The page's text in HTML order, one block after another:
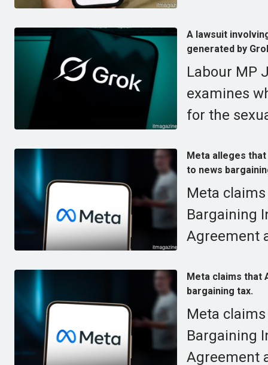
A lawsuit
generated by
Labour MP
examines
for the
Meta alleges
to news
Meta
Bargaining
Agreement
Meta claims that
bargaining tax.
Meta
Bargaining
Agreement